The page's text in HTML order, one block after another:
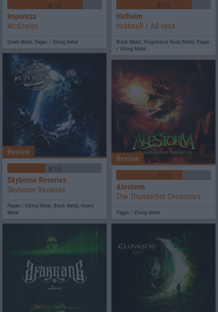
8/10
Impureza
Alcázares
Death Metal, Pagan / Viking Metal
8/10
Helheim
HrabnaR / Ad vesa
Black Metal, Progressive Rock/Metal, Pagan
/ Viking Metal
Review
4/10
Skyborne Reveries
Skyborne Reveries
Pagan / Viking Metal, Black Metal, Heavy
Metal
Review
7/10
Alestorm
The Thunderfist Chronicles
Pagan / Viking Metal